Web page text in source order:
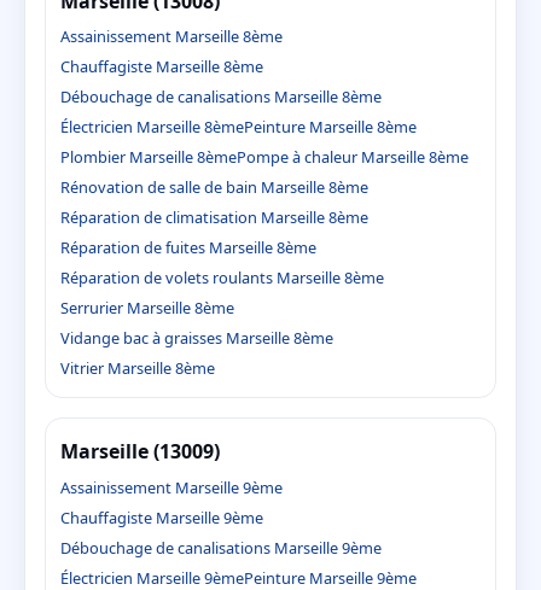
Assainissement Marseille 8ème
Chauffagiste Marseille 8ème
Débouchage de canalisations Marseille 8ème
Électricien Marseille 8èmePeinture Marseille 8ème
Plombier Marseille 8èmePompe à chaleur Marseille 8ème
Rénovation de salle de bain Marseille 8ème
Réparation de climatisation Marseille 8ème
Réparation de fuites Marseille 8ème
Réparation de volets roulants Marseille 8ème
Serrurier Marseille 8ème
Vidange bac à graisses Marseille 8ème
Vitrier Marseille 8ème
Marseille (13009)
Assainissement Marseille 9ème
Chauffagiste Marseille 9ème
Débouchage de canalisations Marseille 9ème
Électricien Marseille 9èmePeinture Marseille 9ème